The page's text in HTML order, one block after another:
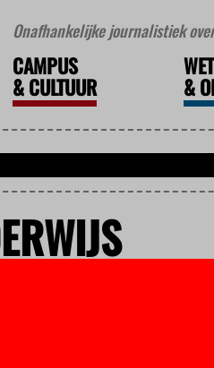
Onafhankelijke journalistiek
CAMPUS
&CULTUUR &